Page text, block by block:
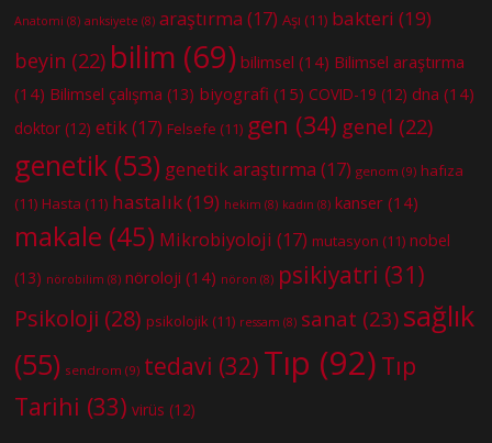
Anatomi (8) anksiyete (8) araştırma (17) Aşı (11) bakteri (19)
beyin (22) bilim (69) bilimsel (14) Bilimsel araştırma
(14) Bilimsel çalışma (13) biyografi (15) COVID-19 (12) dna (14)
doktor (12) etik(17) Felsefe (11) gen (34) genel (22)
genetik (53) genetik araştırma (17) genom (9) hafıza
(11) Hasta (11) hastalık(19) hekim (8) kadın (8) kanser (14)
makale (45) Mikrobiyoloji (17) mutasyon (11) nobel
(13) nörobilim (8) nöroloji (14) nöron (8) psikiyatri (31)
Psikoloji (28) psikolojik (11) ressam (8) sanat (23) sağlık
(55) sendrom (9) tedavi (32) Tıp (92) Tıp
Tarihi (33) virüs (12)